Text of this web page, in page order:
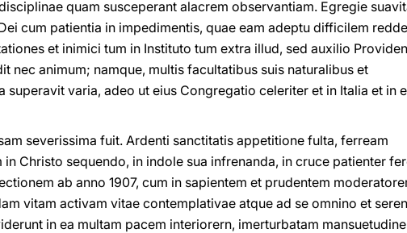
quam susceperant alacrem observantiam. Egregie
cum patientia in impedimentis, quae eam adeptu difficilem
et inimici tum in Instituto tum extra illud, sed auxilio
nec animum; namque, multis facultatibus suis naturalibus et
varia, adeo ut eius Congregatio celeriter et in Italia et in
severissima fuit. Ardenti sanctitatis appetitione fulta, ferream
Christo sequendo, in indole sua infrenanda, in cruce patienter
ab anno 1907, cum in sapientem et prudentem
vitam activam vitae contemplativae atque ad se omnino et
in ea multam pacem interiorern, im­erturbatam